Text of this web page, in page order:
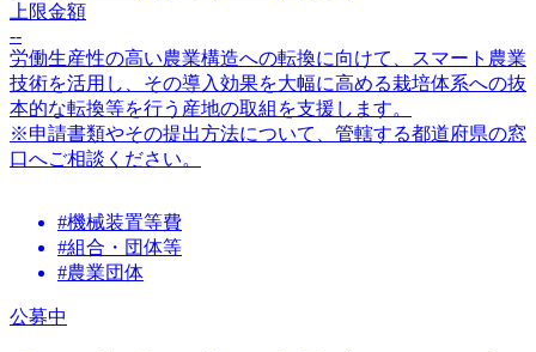
上限金額
--
労働生産性の高い農業構造への転換に向けて、スマート農業
技術を活用し、その導入効果を大幅に高める栽培体系への抜
本的な転換等を行う産地の取組を支援します。
※申請書類やその提出方法について、管轄する都道府県の窓
口へご相談ください。
#機械装置等費
#組合・団体等
#農業団体
公募中